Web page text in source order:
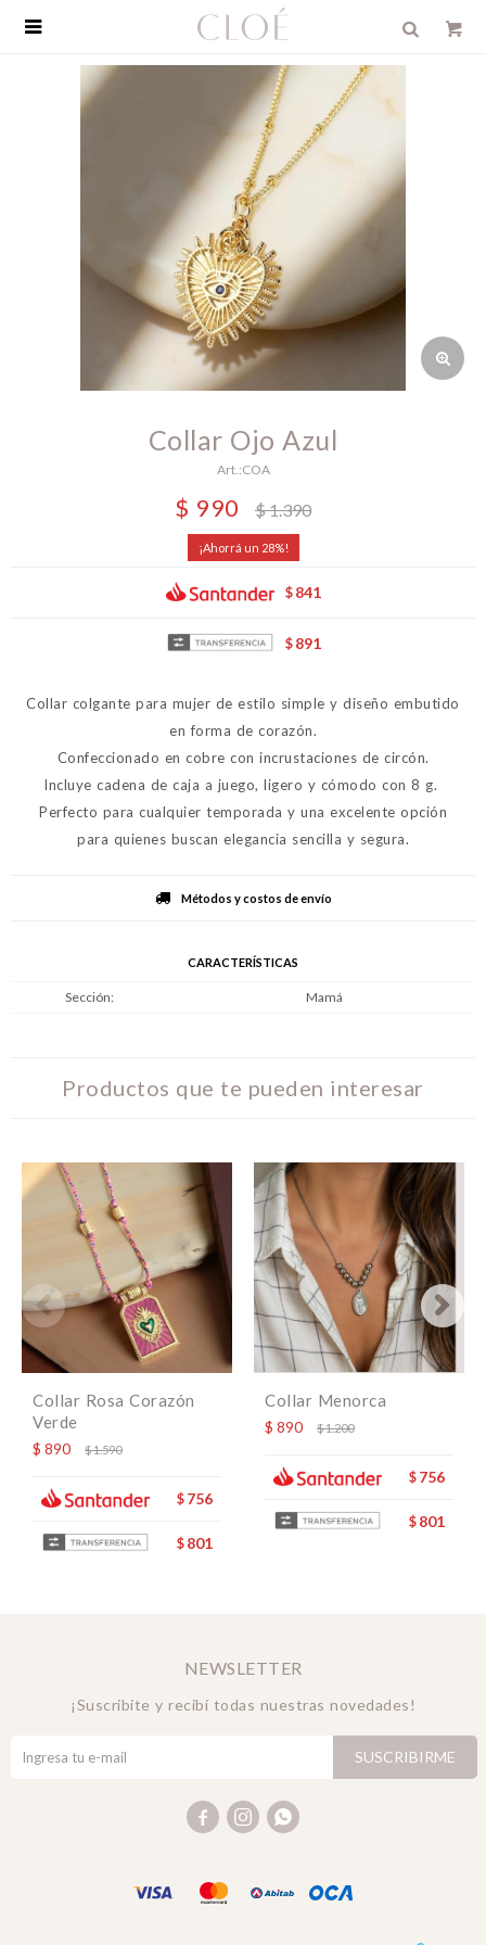

Collar Ojo Azul
COA
$ 990 $1.390
28
$ 841
$ 891
Collar colgante para mujer de estilo simple y diseño embutido
en forma de corazón.
Confeccionado en cobre con incrustaciones de circón.
Incluye cadena de caja a juego, ligero y cómodo con 8 g.
Perfecto para cualquier temporada y una excelente opción
para quienes buscan elegancia sencilla y segura.
Métodos y costos de envío
CARACTERÍSTICAS
Sección Mamá
Productos que te pueden interesar
Collar Rosa Corazón
Verde
$ 890 $1.590
$ 756
$ 801
Collar Menorca
$ 890 $1.200
$ 756
$ 801
NEWSLETTER
¡Suscribite y recibí todas nuestras novedades!
SUSCRIBIRME
  